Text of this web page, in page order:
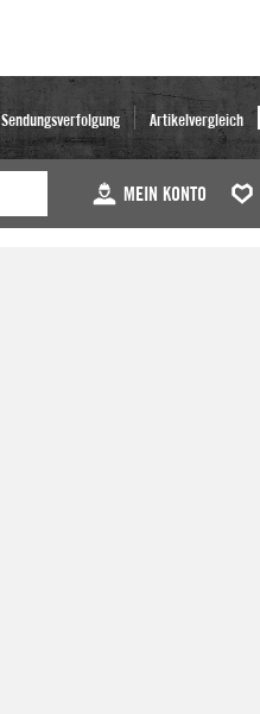
Sendungsverfolgung Artikelvergleich
MEIN KONTO